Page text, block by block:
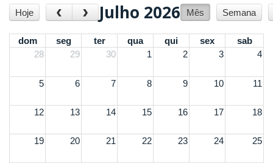
Hoje ‹ › Julho 2026 Mês Semana
dom seg ter qua qui sex
sab
28
29 30 1 2 3 4
5 6 7 8 9 10 11
12 13 14 15 16 17 18
19 20 21 22 23 24 25